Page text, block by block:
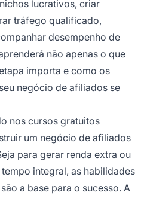
lucrativos, criar
tráfego qualificado,
desempenho de
não apenas o que
importa e como os
negócio de afiliados se
nos cursos gratuitos
um negócio de afiliados
para gerar renda extra ou
integral, as habilidades
a base para o sucesso. A